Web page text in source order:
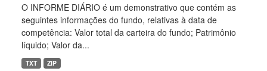
O INFORME DIÁRIO é um demonstrativo que contém as
seguintes informações do fundo, relativas à data de
competência: Valor total da carteira do fundo; Patrimônio
líquido; Valor da...
TXT ZIP